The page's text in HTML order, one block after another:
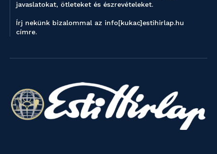
javaslatokat, ötleteket és észrevételeket.
Írj nekünk bizalommal az info[kukac]estihirlap.hu
címre.